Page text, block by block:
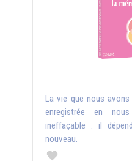
La vie que nous
enregistrée en
ineffaçable : il
nouveau.